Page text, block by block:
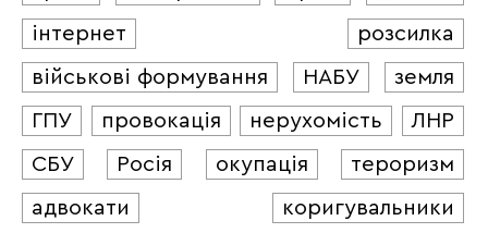
інтернет
розсилка
військові формування
НАБУ
земля
ГПУ
провокація нерухомість
ЛНР
СБУ
Росія окупація
тероризм
адвокати
коригувальники